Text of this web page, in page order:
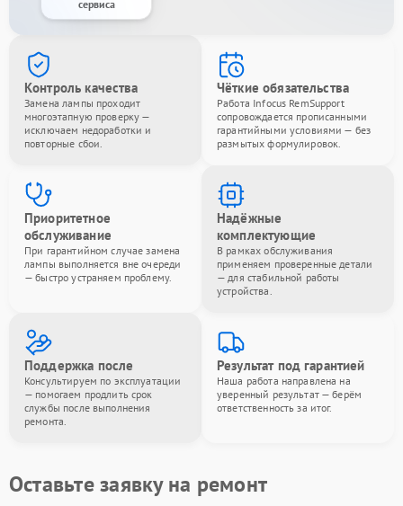
сервиса
Контроль качества
Замена лампы проходит
многоэтапную проверку —
исключаем недоработки и
повторные сбои.
Чёткие обязательства
Работа Infocus RemSupport
сопровождается прописанными
гарантийными условиями — без
размытых формулировок.
Приоритетное
обслуживание
При гарантийном случае замена
лампы выполняется вне очереди
— быстро устраняем проблему.
Надёжные
комплектующие
В рамках обслуживания
применяем проверенные детали
— для стабильной работы
устройства.
Поддержка после
Консультируем по эксплуатации
— помогаем продлить срок
службы после выполнения
ремонта.
Результат под гарантией
Наша работа направлена на
уверенный результат — берём
ответственность за итог.
Оставьте заявку на ремонт